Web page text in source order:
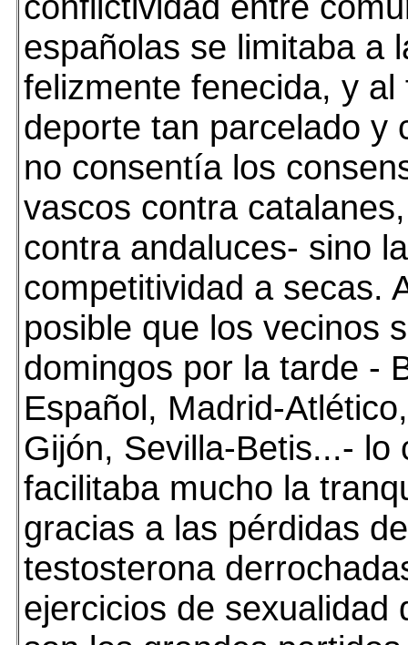
españolas se limitaba a
felizmente fenecida, y al
deporte tan parcelado y
no consentía los
vascos contra
contra andaluces- sino la
competitividad a secas.
posible que los vecinos
domingos por la tarde -
Español, Madrid-
Gijón, Sevilla-Betis...- lo
facilitaba mucho la
gracias a las pérdidas de
testosterona
ejercicios de sexualidad